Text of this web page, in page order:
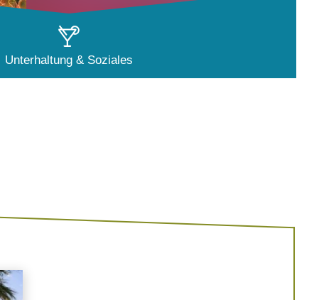
Unterhaltung & Soziales